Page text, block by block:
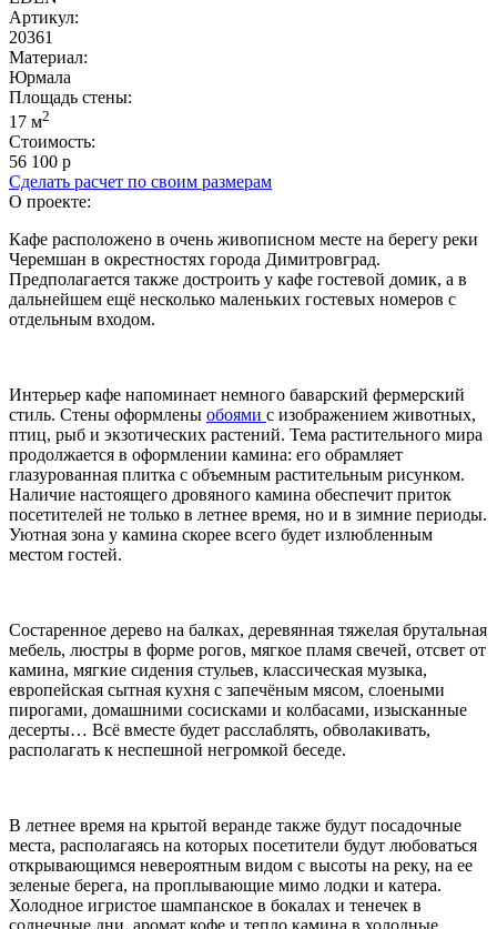
Артикул:
20361
Материал:
Юрмала
Площадь cтены:
17 м2
Стоимость:
56 100 р
Сделать расчет по своим размерам
О проекте:
Кафе расположено в очень живописном месте на берегу реки
Черемшан в окрестностях города Димитровград.
Предполагается также достроить у кафе гостевой домик, а в
дальнейшем ещё несколько маленьких гостевых номеров с
отдельным входом.
Интерьер кафе напоминает немного баварский фермерский
стиль. Стены оформлены обоями с изображением животных,
птиц, рыб и экзотических растений. Тема растительного мира
продолжается в оформлении камина: его обрамляет
глазурованная плитка с объемным растительным рисунком.
Наличие настоящего дровяного камина обеспечит приток
посетителей не только в летнее время, но и в зимние периоды.
Уютная зона у камина скорее всего будет излюбленным
местом гостей.
Состаренное дерево на балках, деревянная тяжелая брутальная
мебель, люстры в форме рогов, мягкое пламя свечей, отсвет от
камина, мягкие сидения стульев, классическая музыка,
европейская сытная кухня с запечёным мясом, слоеными
пирогами, домашними сосисками и колбасами, изысканные
десерты… Всё вместе будет расслаблять, обволакивать,
располагать к неспешной негромкой беседе.
В летнее время на крытой веранде также будут посадочные
места, располагаясь на которых посетители будут любоваться
открывающимся невероятным видом с высоты на реку, на ее
зеленые берега, на проплывающие мимо лодки и катера.
Холодное игристое шампанское в бокалах и тенечек в